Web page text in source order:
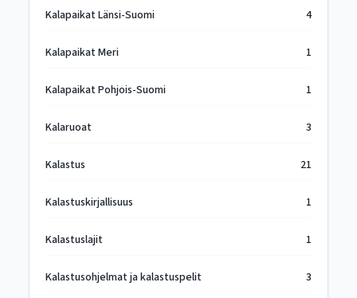
Kalapaikat Länsi-Suomi 4
Kalapaikat Meri 1
Kalapaikat Pohjois-Suomi 1
Kalaruoat 3
Kalastus 21
Kalastuskirjallisuus 1
Kalastuslajit 1
Kalastusohjelmat ja kalastuspelit 3